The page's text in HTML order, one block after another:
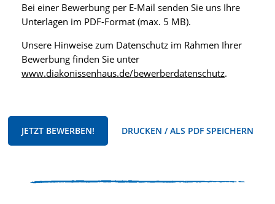
Bei einer Bewerbung per E-Mail senden Sie uns Ihre
Unterlagen im PDF-Format (max. 5 MB).
Unsere Hinweise zum Datenschutz im Rahmen Ihrer
Bewerbung finden Sie unter
www.diakonissenhaus.de/bewerberdatenschutz.
JETZT BEWERBEN! DRUCKEN / ALS PDF SPEICHERN